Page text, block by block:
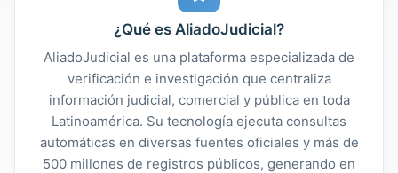
¿Qué es AliadoJudicial?
AliadoJudicial es una plataforma especializada de
verificación e investigación que centraliza
información judicial, comercial y pública en toda
Latinoamérica. Su tecnología ejecuta consultas
automáticas en diversas fuentes oficiales y más de
500 millones de registros públicos, generando en